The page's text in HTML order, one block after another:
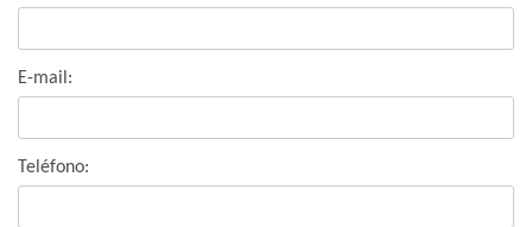
E-mail:
Teléfono: